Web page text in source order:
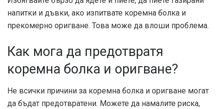
напитки и дъвки, ако изпитвате коремна болка и
прекомерно оригване. Това може да влоши проблема.
Как мога да предотвратя
коремна болка и оригване?
Не всички причини за коремна болка и оригване могат
да бъдат предотвратени. Можете да намалите риска,